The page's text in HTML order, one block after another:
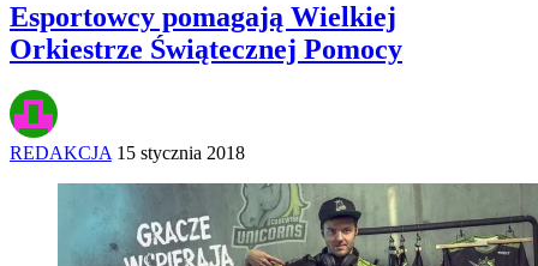
Esportowcy pomagają Wielkiej
Orkiestrze Świątecznej Pomocy
REDAKCJA 15 stycznia 2018